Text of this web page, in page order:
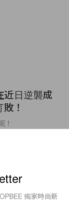
近日逆襲成
！
！
獨家時尚新